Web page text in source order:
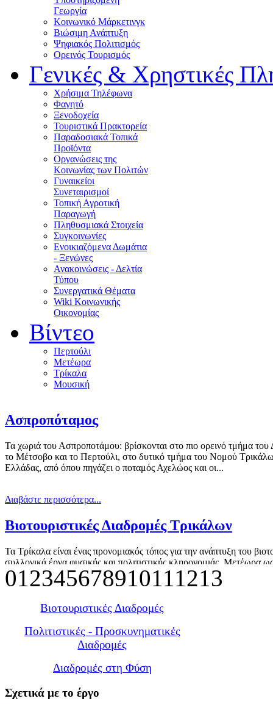
Γεωργία
Κοινωνικό Μάρκετινγκ
Βιώσιμη Ανάπτυξη
Ψηφιακός Πολιτισμός
Ορεινός Τουρισμός
Γενικές & Χρηστικές
Χρήσιμα Τηλέφωνα
Φαγητό
Ξενοδοχεία
Τουριστικά Πρακτορεία
Παραδοσιακά Τοπικά
Προϊόντα
Οργανώσεις της
Κοινωνίας των Πολιτών
Γυναικείοι
Συνεταιρισμοί
Τοπική Αγροτική
Παραγωγή
Πληθυσμιακά Στοιχεία
Συγκοινωνίες
Ενοικιαζόμενα Δωμάτια
- Ξενώνες
Ανακοινώσεις - Δελτία
Τύπου
Συνεργατικά Θέματα
Wiki Κοινωνικής
Οικονομίας
Βίντεο
Περτούλι
Μετέωρα
Τρίκαλα
Μουσική
Ασπροπόταμος
Τα χωριά του Ασπροποτάμου: βρίσκονται στο πιο ορεινό τμήμα
το Μέτσοβο και το Περτούλι, στο δυτικό τμήμα του Νομού
Ελλάδας, από όπου πηγάζει ο ποταμός Αχελώος και οι...
Διαβάστε περισσότερα...
Βιοτουριστικές Διαδρομές Τρικάλων
Τα Τρίκαλα είναι ένας προνομιακός τόπος για την ανάπτυξη του
συλλογικά έργα φυσικής και πολιτιστικής κληρονομιάς. Μετέωρα
πασίγνωστο brand name, που συνδυάζεται με τον ορεινό τουρισμό
Διαβάστε περισσότερα...
Γύρος του Κόζακα
Τρίκαλα. Ο Κόζιακας, είναι το βουνό που διαχωρίζει ανατολικά
012345678910111213
Βιοτουριστικές Διαδρομές
Πολιτιστικές - Προσκυνηματικές
Διαδρομές
Διαδρομές στη Φύση
Σχετικά με το έργο